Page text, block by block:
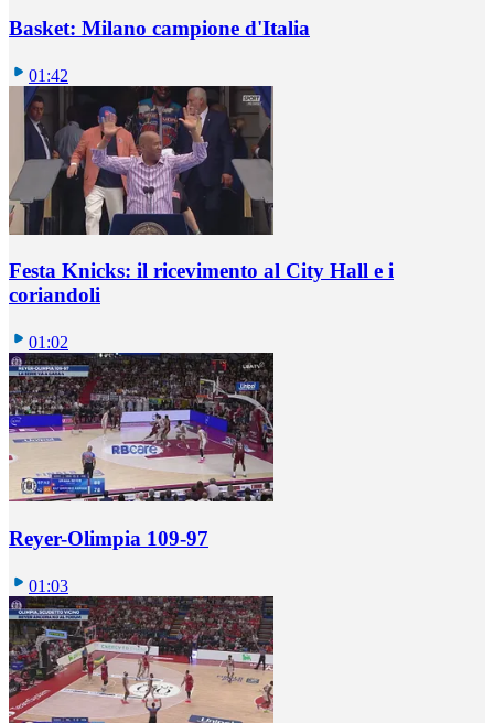
Basket: Milano campione d'Italia
01:42
Festa Knicks: il ricevimento al City Hall e i
coriandoli
01:02
Reyer-Olimpia 109-97
01:03